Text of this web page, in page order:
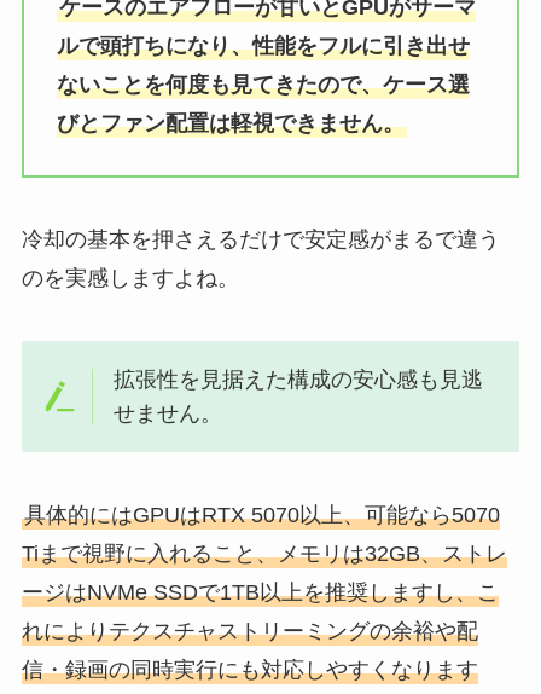
ケースのエアフローが甘いとGPUがサーマ
ルで頭打ちになり、性能をフルに引き出せ
ないことを何度も見てきたので、ケース選
びとファン配置は軽視できません。
冷却の基本を押さえるだけで安定感がまるで違う
のを実感しますよね。
拡張性を見据えた構成の安心感も見逃
せません。
具体的にはGPUはRTX 5070以上、可能なら5070
Tiまで視野に入れること、メモリは32GB、ストレ
ージはNVMe SSDで1TB以上を推奨しますし、こ
れによりテクスチャストリーミングの余裕や配
信・録画の同時実行にも対応しやすくなります